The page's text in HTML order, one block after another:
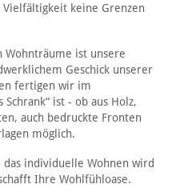
keine Grenzen
ist unsere
Geschick unserer
fertigen wir im
ist - ob aus Holz,
auch bedruckte Fronten
möglich.
individuelle Wohnen wird
Ihre Wohlfühloase.